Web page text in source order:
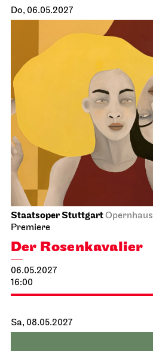
Do, 06.05.2027
Staatsoper StuttgartOpernhaus
Premiere
Der Rosen­kavalier
06.05.2027
16:00
Sa, 08.05.2027